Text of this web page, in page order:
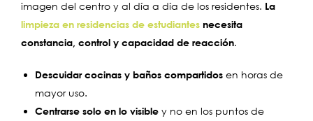
imagen del centro y al día a día de los residentes. La
limpieza en residencias de estudiantes necesita
constancia, control y capacidad de reacción.
Descuidar cocinas y baños compartidos en horas de
mayor uso.
Centrarse solo en lo visible y no en los puntos de